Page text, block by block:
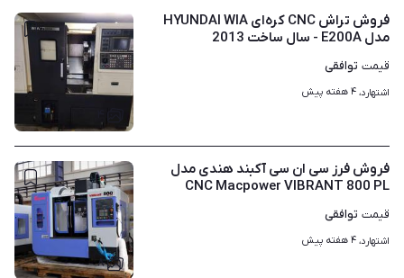
فروش تراش CNC کره‌ای HYUNDAI WIA
مدل E200A - سال ساخت 2013
قیمت توافقی
اشتهارد، ۴ هفته پیش
۸
فروش فرز سی ان سی آکبند هندی مدل
CNC Macpower VIBRANT 800 PL
قیمت توافقی
اشتهارد، ۴ هفته پیش